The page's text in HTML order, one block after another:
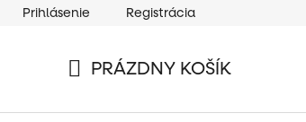
Prihlásenie Registrácia
PRÁZDNY KOŠÍK